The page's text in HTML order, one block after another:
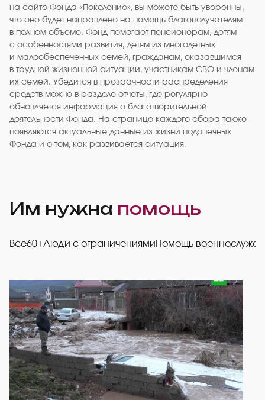
на сайте Фонда «Поколение», вы можете быть уверенны,
что оно будет направлено на помощь благополучателям
в полном объеме. Фонд помогает пенсионерам, детям
с особенностями развития, детям из многодетных
и малообеспеченных семей, гражданам, оказавшимся
в трудной жизненной ситуации, участникам СВО и членам
их семей. Убедится в прозрачности распределения
средств можно в разделе отчеты, где регулярно
обновляется информация о благотворительной
деятельности Фонда. На странице каждого сбора также
появляются актуальные данные из жизни подопечных
Фонда и о том, как развивается ситуация.
Им нужна помощь
Все60+Люди с ограничениями Помощь